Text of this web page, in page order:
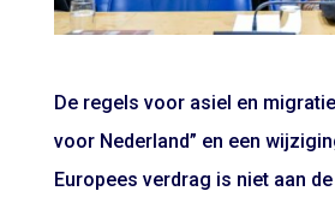
De regels voor asiel en
voor Nederland” en een
Europees verdrag is niet aan